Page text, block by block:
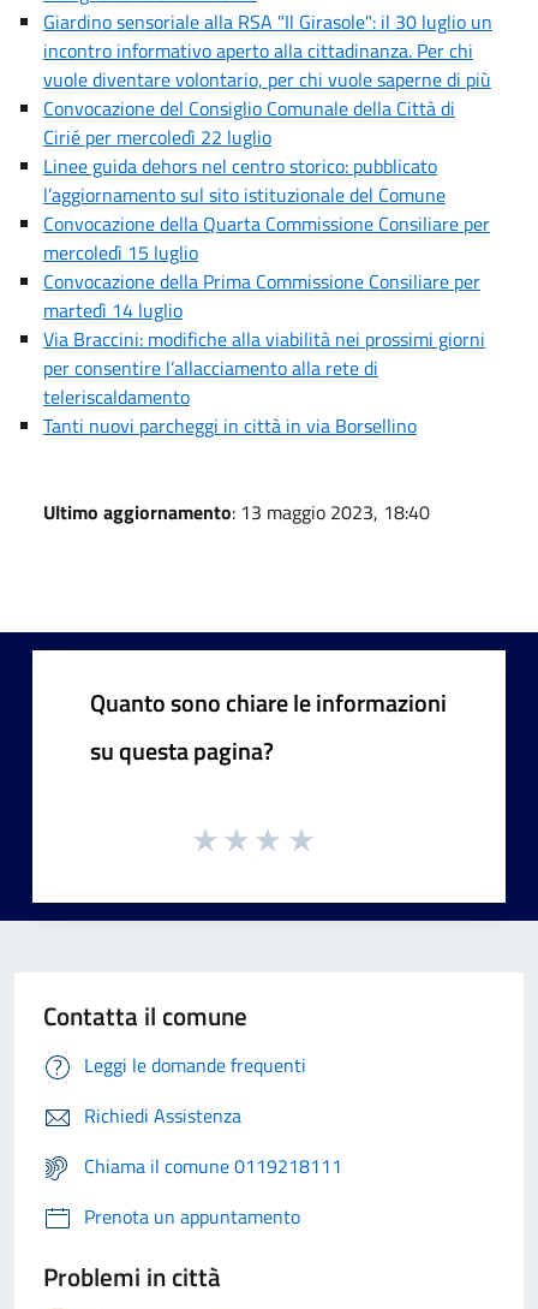
Giardino sensoriale alla RSA "Il Girasole": il 30 luglio un
incontro informativo aperto alla cittadinanza. Per chi
vuole diventare volontario, per chi vuole saperne di più
Convocazione del Consiglio Comunale della Città di
Cirié per mercoledì 22 luglio
Linee guida dehors nel centro storico: pubblicato
l’aggiornamento sul sito istituzionale del Comune
Convocazione della Quarta Commissione Consiliare per
mercoledì 15 luglio
Convocazione della Prima Commissione Consiliare per
martedì 14 luglio
Via Braccini: modifiche alla viabilità nei prossimi giorni
per consentire l’allacciamento alla rete di
teleriscaldamento
Tanti nuovi parcheggi in città in via Borsellino
Ultimo aggiornamento: 13 maggio 2023, 18:40
Quanto sono chiare le informazioni
su questa pagina?
Contatta il comune
Leggi le domande frequenti
Richiedi Assistenza
Chiama il comune 0119218111
Prenota un appuntamento
Problemi in città